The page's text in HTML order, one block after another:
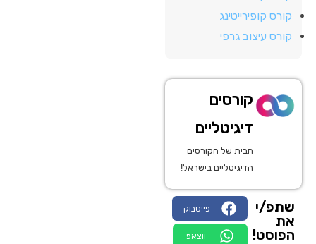
קורס קופירייטינג
קורס עיצוב גרפי
קורסים
דיגיטליים
הבית של הקורסים
הדיגיטליים בישראל!
שתפ/י
את
הפוסט!
פייסבוק
ווצאפ